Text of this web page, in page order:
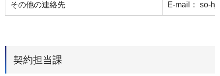
その他の連絡先 E-mail： so-
契約担当課